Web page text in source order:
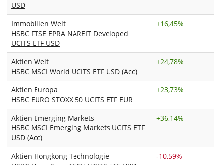
USD
Immobilien Welt
HSBC FTSE EPRA NAREIT Developed
UCITS ETF USD
+16,45%
Aktien Welt
HSBC MSCI World UCITS ETF USD (Acc)
+24,78%
Aktien Europa
HSBC EURO STOXX 50 UCITS ETF EUR
+23,73%
Aktien Emerging Markets
HSBC MSCI Emerging Markets UCITS ETF
USD (Acc)
+36,14%
Aktien Hongkong Technologie
-10,59%